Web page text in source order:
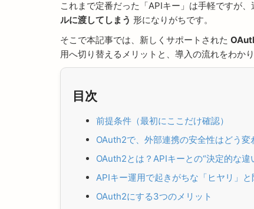
これまで定番だった「APIキー」は手軽ですが
ルに渡してしまう 形になりがちです。
そこで本記事では、新しくサポートされた
用へ切り替えるメリットと、導入の流れをわか
目次
前提条件（最初にここだけ確認）
OAuth2で、外部連携の安全性はどう変
OAuth2とは？APIキーとの“決定的な違
APIキー運用で起きがちな「ヒヤリ」と
OAuth2にする3つのメリット